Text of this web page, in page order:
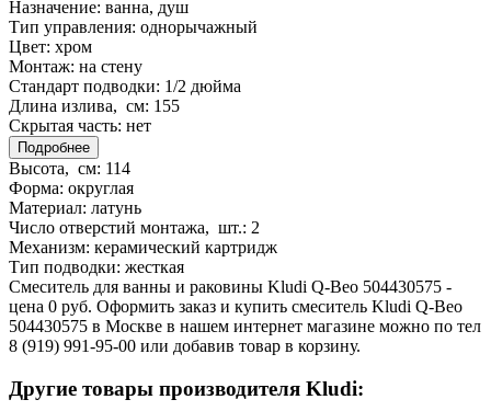
Назначение: ванна, душ
Тип управления: однорычажный
Цвет: хром
Монтаж: на стену
Стандарт подводки: 1/2 дюйма
Длина излива, см: 155
Скрытая часть: нет
Подробнее
Высота, см: 114
Форма: округлая
Материал: латунь
Число отверстий монтажа, шт.: 2
Механизм: керамический картридж
Тип подводки: жесткая
Смеситель для ванны и раковины Kludi Q-Beo 504430575 -
цена 0 руб. Оформить заказ и купить смеситель Kludi Q-Beo
504430575 в Москве в нашем интернет магазине можно по тел
8 (919) 991-95-00 или добавив товар в корзину.
Другие товары производителя Kludi: